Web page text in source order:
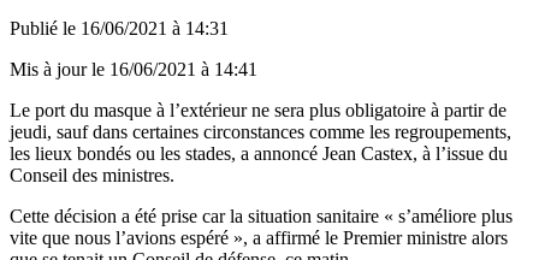
Publié le 16/06/2021 à 14:31
Mis à jour le 16/06/2021 à 14:41
Le port du masque à l’extérieur ne sera plus obligatoire à partir de
jeudi, sauf dans certaines circonstances comme les regroupements,
les lieux bondés ou les stades, a annoncé Jean Castex, à l’issue du
Conseil des ministres.
Cette décision a été prise car la situation sanitaire « s’améliore plus
vite que nous l’avions espéré », a affirmé le Premier ministre alors